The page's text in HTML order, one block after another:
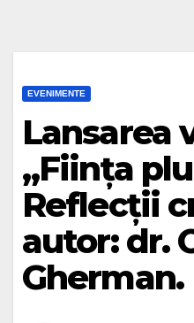
EVENIMENTE
Lansarea
„Ființa
Reflecții
autor: dr.
Gherman.